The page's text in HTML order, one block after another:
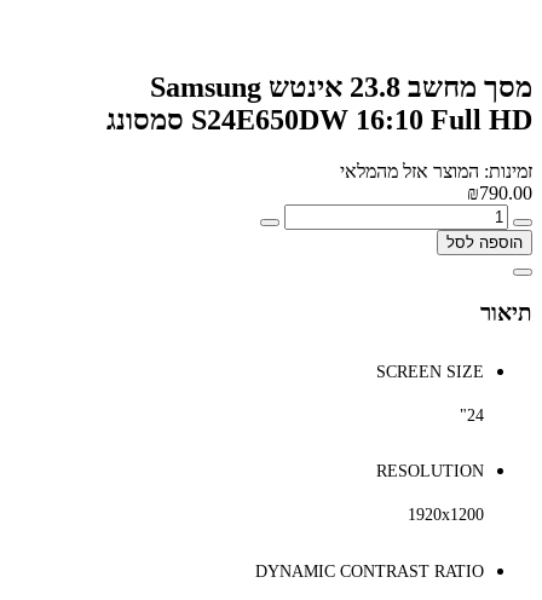
מסך מחשב ‏23.8 ‏אינטש Samsung
S24E650DW 16:10 Full HD סמסונג
זמינות: המוצר אזל מהמלאי
₪790.00
הוספה לסל
תיאור
SCREEN SIZE
24"
RESOLUTION
1920x1200
DYNAMIC CONTRAST RATIO